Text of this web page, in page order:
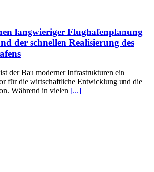
langwieriger Flughafenplanung
der schnellen Realisierung des
der Bau moderner Infrastrukturen ein
für die wirtschaftliche Entwicklung und die
Während in vielen [...]